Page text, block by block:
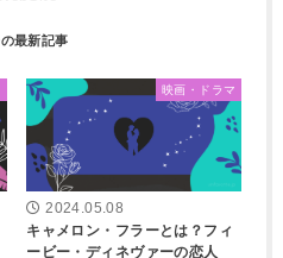
映画・ドラマ
2024.05.08
キャメロン・フラーとは？フィ
ービー・ディネヴァーの恋人